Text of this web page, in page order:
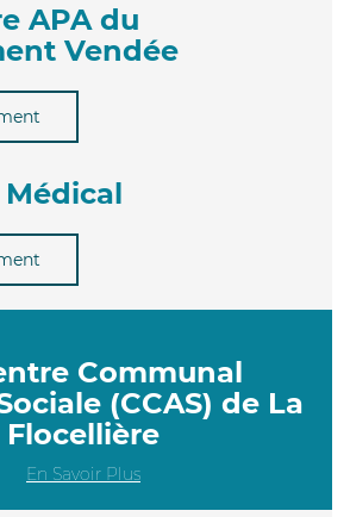
APA du
Vendée
Communal
(CCAS) de La
Flocellière
En Savoir Plus